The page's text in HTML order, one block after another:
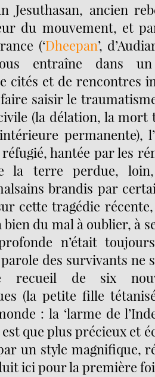
Jesuthasan, ancien
du mouvement, et
(‘Dheepan’,
entraîne dans
cités et de rencontres
saisir le
(la délation, la mort
permanente),
réfugié, hantée par les
la terre perdue,
brandis par
cette tragédie
bien du mal à oublier, à
n’était
des survivants ne
recueil de six
(la petite fille
: la ‘larme de
est que plus précieux et
un style magnifique,
ici pour la première